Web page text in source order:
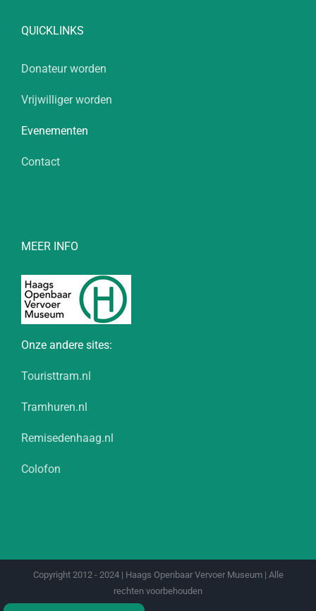
QUICKLINKS
Donateur worden
Vrijwilliger worden
Evenementen
Contact
MEER INFO
Onze andere sites:
Touristtram.nl
Tramhuren.nl
Remisedenhaag.nl
Colofon
Copyright 2012 - 2024 | Haags Openbaar Vervoer Museum | Alle
rechten voorbehouden